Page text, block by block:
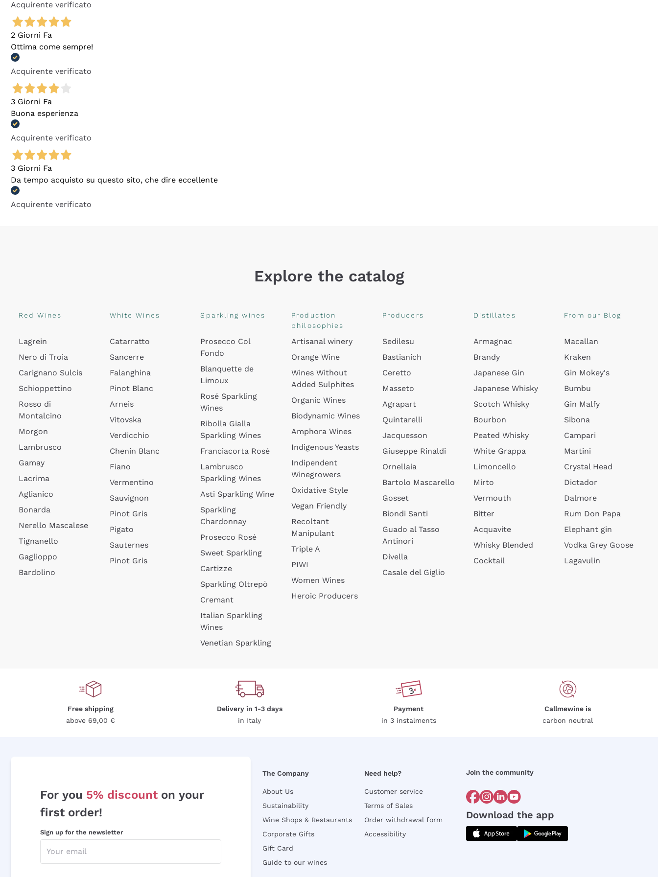
Acquirente verificato
2 Giorni Fa
Ottima come sempre!
Acquirente verificato
3 Giorni Fa
Buona esperienza
Acquirente verificato
3 Giorni Fa
Da tempo acquisto su questo sito, che dire eccellente
Acquirente verificato
Explore the catalog
Red Wines
Lagrein
Nero di Troia
Carignano Sulcis
Schioppettino
Rosso di
Montalcino
Morgon
Lambrusco
Gamay
Lacrima
Aglianico
Bonarda
Nerello Mascalese
Tignanello
Gaglioppo
Bardolino
White Wines
Catarratto
Sancerre
Falanghina
Pinot Blanc
Arneis
Vitovska
Verdicchio
Chenin Blanc
Fiano
Vermentino
Sauvignon
Pinot Gris
Pigato
Sauternes
Pinot Gris
Sparkling wines
Prosecco Col
Fondo
Blanquette de
Limoux
Rosé Sparkling
Wines
Ribolla Gialla
Sparkling Wines
Franciacorta Rosé
Lambrusco
Sparkling Wines
Asti Sparkling Wine
Sparkling
Chardonnay
Prosecco Rosé
Sweet Sparkling
Cartizze
Sparkling Oltrepò
Cremant
Italian Sparkling
Wines
Venetian Sparkling
Production
philosophies
Artisanal winery
Orange Wine
Wines Without
Added Sulphites
Organic Wines
Biodynamic Wines
Amphora Wines
Indigenous Yeasts
Indipendent
Winegrowers
Oxidative Style
Vegan Friendly
Recoltant
Manipulant
Triple A
PIWI
Women Wines
Heroic Producers
Producers
Sedilesu
Bastianich
Ceretto
Masseto
Agrapart
Quintarelli
Jacquesson
Giuseppe Rinaldi
Ornellaia
Bartolo Mascarello
Gosset
Biondi Santi
Guado al Tasso
Antinori
Divella
Casale del Giglio
Distillates
Armagnac
Brandy
Japanese Gin
Japanese Whisky
Scotch Whisky
Bourbon
Peated Whisky
White Grappa
Limoncello
Mirto
Vermouth
Bitter
Acquavite
Whisky Blended
Cocktail
From our Blog
Macallan
Kraken
Gin Mokey's
Bumbu
Gin Malfy
Sibona
Campari
Martini
Crystal Head
Dictador
Dalmore
Rum Don Papa
Elephant gin
Vodka Grey Goose
Lagavulin
Free shipping
above 69,00 €
Delivery in 1-3 days
in Italy
Payment
in 3 instalments
Callmewine is
carbon neutral
For you 5% discount on your
first order!
Sign up for the newsletter
The Company
About Us
Sustainability
Wine Shops & Restaurants
Corporate Gifts
Gift Card
Guide to our wines
Need help?
Customer service
Terms of Sales
Order withdrawal form
Accessibility
Join the community
Download the app